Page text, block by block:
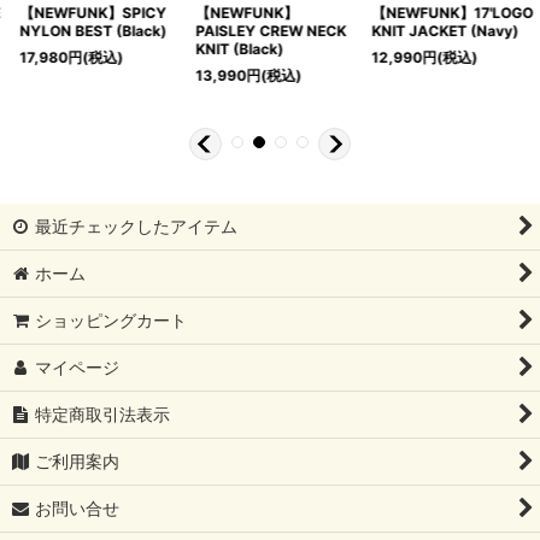
【NEWFUNK】
PAISLEY CREW NECK
KNIT (Black)
【NEWFUNK】17'LOGO
KNIT JACKET (Navy)
12,990円(税込)
【NEWFUNK】NYLON
ANORAK JACKET
(Brown)
最近チェックしたアイテム
ホーム
ショッピングカート
マイページ
特定商取引法表示
ご利用案内
お問い合せ